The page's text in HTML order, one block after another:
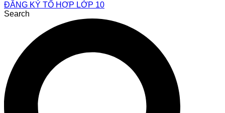
ĐĂNG KÝ TỔ HỢP LỚP 10
Search